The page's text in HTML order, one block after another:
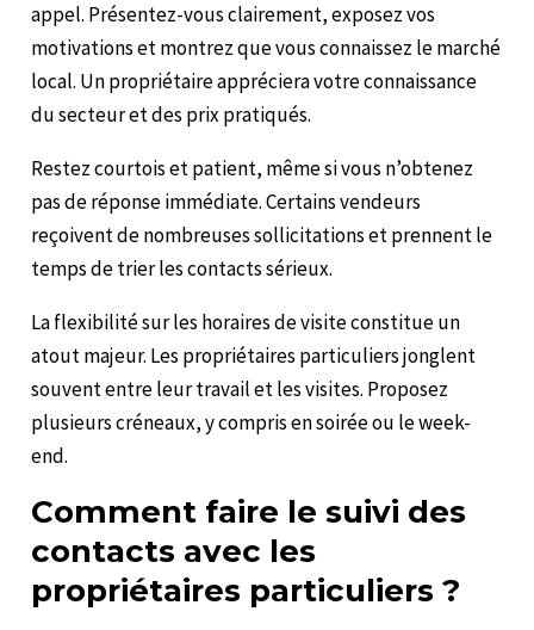
appel. Présentez-vous clairement, exposez vos
motivations et montrez que vous connaissez le marché
local. Un propriétaire appréciera votre connaissance
du secteur et des prix pratiqués.
Restez courtois et patient, même si vous n’obtenez
pas de réponse immédiate. Certains vendeurs
reçoivent de nombreuses sollicitations et prennent le
temps de trier les contacts sérieux.
La flexibilité sur les horaires de visite constitue un
atout majeur. Les propriétaires particuliers jonglent
souvent entre leur travail et les visites. Proposez
plusieurs créneaux, y compris en soirée ou le week-
end.
Comment faire le suivi des
contacts avec les
propriétaires particuliers ?